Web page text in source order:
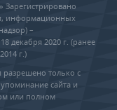
Зарегистрировано
информационных
–
декабря 2020 г. (ранее
г.)
разрешено только с
сайта и
или полном